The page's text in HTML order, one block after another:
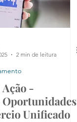
2 min de leitura
-
Unificado